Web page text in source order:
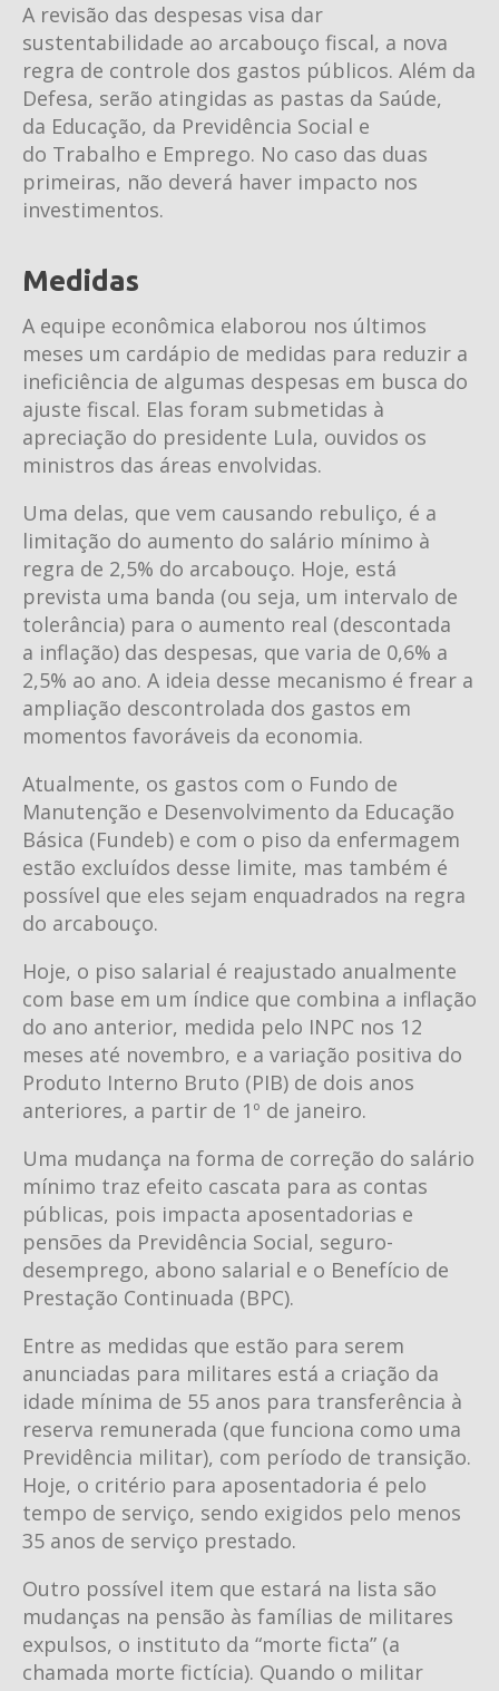
A revisão das despesas visa dar
sustentabilidade ao arcabouço fiscal, a nova
regra de controle dos gastos públicos. Além da
Defesa, serão atingidas as pastas da Saúde,
da Educação, da Previdência Social e
do Trabalho e Emprego. No caso das duas
primeiras, não deverá haver impacto nos
investimentos.
Medidas
A equipe econômica elaborou nos últimos
meses um cardápio de medidas para reduzir a
ineficiência de algumas despesas em busca do
ajuste fiscal. Elas foram submetidas à
apreciação do presidente Lula, ouvidos os
ministros das áreas envolvidas.
Uma delas, que vem causando rebuliço, é a
limitação do aumento do salário mínimo à
regra de 2,5% do arcabouço. Hoje, está
prevista uma banda (ou seja, um intervalo de
tolerância) para o aumento real (descontada
a inflação) das despesas, que varia de 0,6% a
2,5% ao ano. A ideia desse mecanismo é frear a
ampliação descontrolada dos gastos em
momentos favoráveis da economia.
Atualmente, os gastos com o Fundo de
Manutenção e Desenvolvimento da Educação
Básica (Fundeb) e com o piso da enfermagem
estão excluídos desse limite, mas também é
possível que eles sejam enquadrados na regra
do arcabouço.
Hoje, o piso salarial é reajustado anualmente
com base em um índice que combina a inflação
do ano anterior, medida pelo INPC nos 12
meses até novembro, e a variação positiva do
Produto Interno Bruto (PIB) de dois anos
anteriores, a partir de 1º de janeiro.
Uma mudança na forma de correção do salário
mínimo traz efeito cascata para as contas
públicas, pois impacta aposentadorias e
pensões da Previdência Social, seguro-
desemprego, abono salarial e o Benefício de
Prestação Continuada (BPC).
Entre as medidas que estão para serem
anunciadas para militares está a criação da
idade mínima de 55 anos para transferência à
reserva remunerada (que funciona como uma
Previdência militar), com período de transição.
Hoje, o critério para aposentadoria é pelo
tempo de serviço, sendo exigidos pelo menos
35 anos de serviço prestado.
Outro possível item que estará na lista são
mudanças na pensão às famílias de militares
expulsos, o instituto da “morte ficta” (a
chamada morte fictícia). Quando o militar